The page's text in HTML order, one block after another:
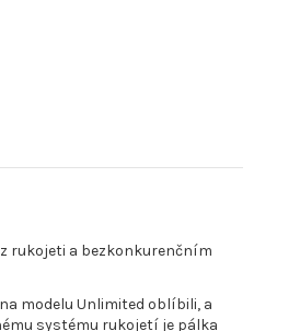
rukojeti a bezkonkurenčním
modelu Unlimited oblíbili, a
systému rukojetí je pálka